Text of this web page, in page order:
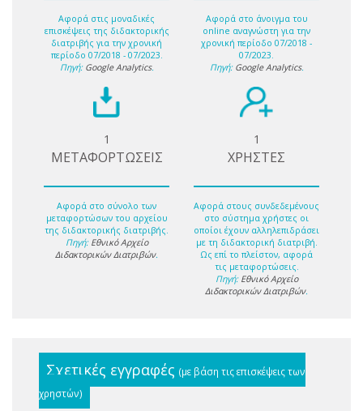
Αφορά στις μοναδικές
επισκέψεις της διδακτορικής
διατριβής για την χρονική
περίοδο 07/2018 - 07/2023.
Πηγή: Google Analytics.
Αφορά στο άνοιγμα του
online αναγνώστη για την
χρονική περίοδο 07/2018 -
07/2023.
Πηγή: Google Analytics.
1
ΜΕΤΑΦΟΡΤΩΣΕΙΣ
Αφορά στο σύνολο των
μεταφορτώσων του αρχείου
της διδακτορικής διατριβής.
Πηγή: Εθνικό Αρχείο
Διδακτορικών Διατριβών.
1
ΧΡΗΣΤΕΣ
Αφορά στους συνδεδεμένους
στο σύστημα χρήστες οι
οποίοι έχουν αλληλεπιδράσει
με τη διδακτορική διατριβή.
Ως επί το πλείστον, αφορά
τις μεταφορτώσεις.
Πηγή: Εθνικό Αρχείο
Διδακτορικών Διατριβών.
Σχετικές εγγραφές (με βάση τις επισκέψεις των
χρηστών)